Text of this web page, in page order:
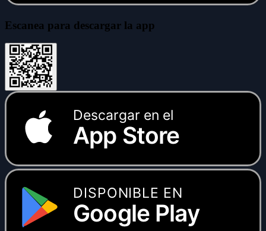
Escanea para descargar la app
Descargar en el
App Store
DISPONIBLE EN
Google Play